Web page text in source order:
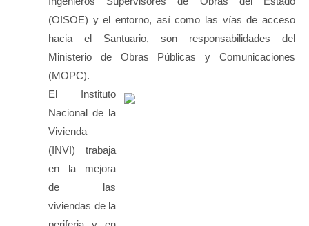
(OISOE) y el entorno, así como las vías de acceso
hacia el Santuario, son responsabilidades del
Ministerio de Obras Públicas y Comunicaciones
(MOPC).
El Instituto
Nacional de la
Vivienda
(INVI) trabaja
en la mejora
de las
viviendas de la